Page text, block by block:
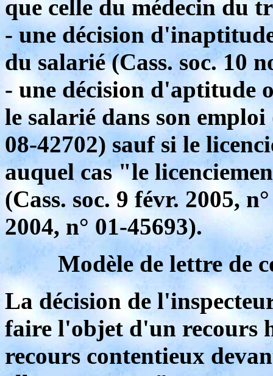
que celle du médecin du
- une décision
du salarié (Cass. soc. 10
- une décision d'aptitude
le salarié dans son emploi
08-42702) sauf si le
auquel cas "le
(Cass. soc. 9 févr. 2005,
2004, n° 01-45693).
Modèle de lettre de
La décision de
faire l'objet d'un recours
recours contentieux